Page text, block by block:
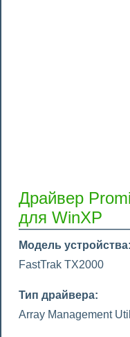
Драйвер
для WinXP
Модель устройства:
FastTrak TX2000
Тип драйвера:
Array Management